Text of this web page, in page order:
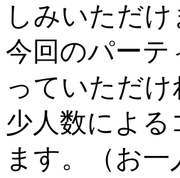
しみいただけ
今回のパー
っていただ
少人数によ
ます。（お